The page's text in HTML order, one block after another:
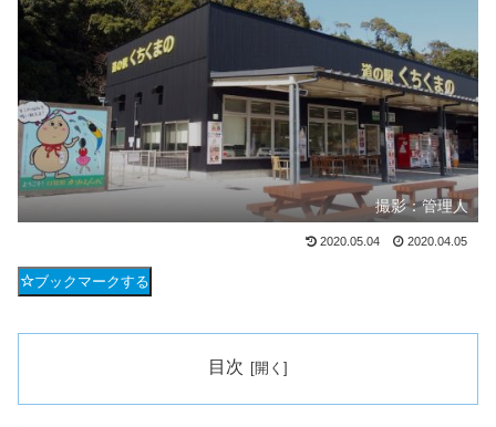
撮影：管理人
2020.05.04 2020.04.05
ブックマークする
目次